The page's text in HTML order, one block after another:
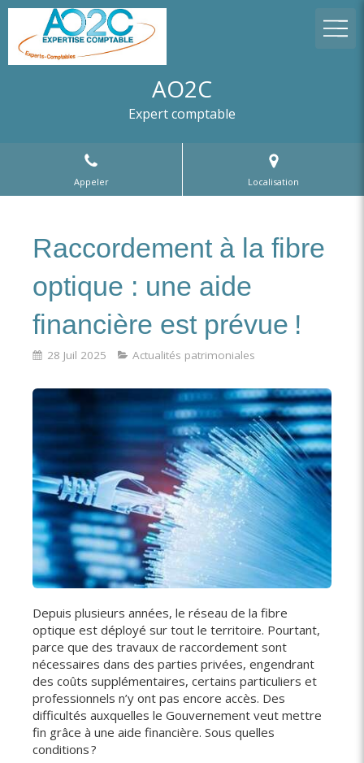
AO2C
Expert comptable
Appeler Localisation
Raccordement à la fibre
optique : une aide
financière est prévue !
28 Juil 2025 Actualités patrimoniales
Depuis plusieurs années, le réseau de la fibre
optique est déployé sur tout le territoire. Pourtant,
parce que des travaux de raccordement sont
nécessaires dans des parties privées, engendrant
des coûts supplémentaires, certains particuliers et
professionnels n’y ont pas encore accès. Des
difficultés auxquelles le Gouvernement veut mettre
fin grâce à une aide financière. Sous quelles
conditions ?